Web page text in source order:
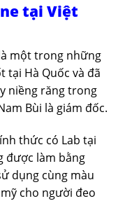
tại Việt
một trong những
tại Hà Quốc và đã
niềng răng trong
Bùi là giám đốc.
thức có Lab tại
được làm bằng
dụng cùng màu
cho người đeo